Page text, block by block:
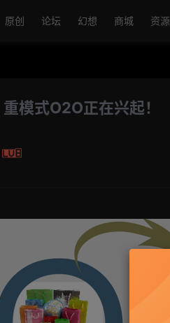
原创 论坛 幻想 商城 资源
模式O2O正在兴起！